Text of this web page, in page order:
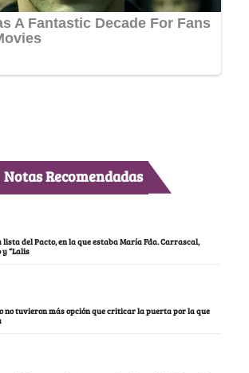
Notas Recomendadas
del Pacto, en la que estaba María Fda. Carrascal,
“Lalis
no tuvieron más opción que criticar la puerta por la que